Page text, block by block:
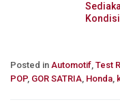
Posted in Automotif, Test
POP, GOR SATRIA, Honda,